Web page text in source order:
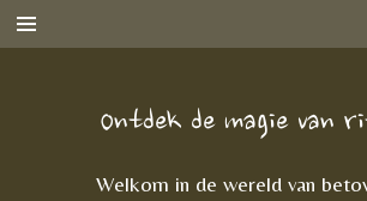
Ga
Ontdek de magie van
Welkom in de wereld van